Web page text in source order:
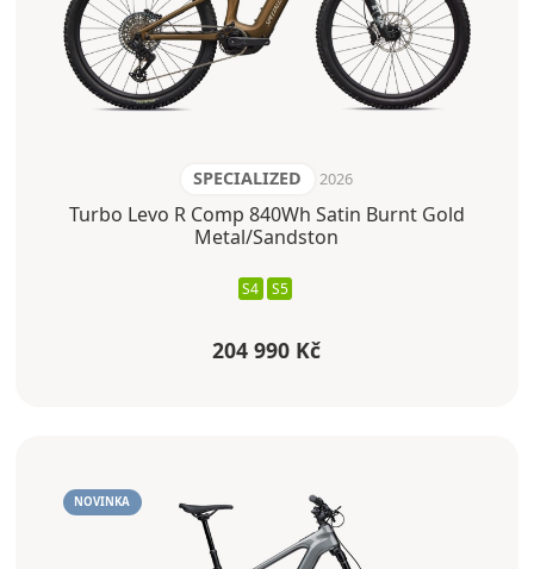
SPECIALIZED 2026
Turbo Levo R Comp 840Wh Satin Burnt Gold
Metal/Sandston
S4 S5
204 990 Kč
NOVINKA